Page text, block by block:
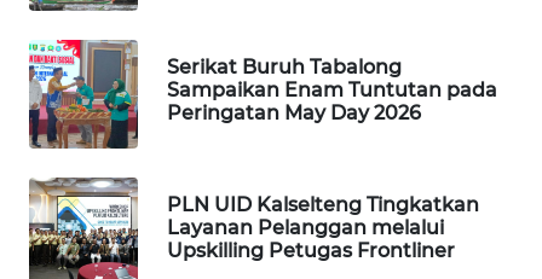
Serikat Buruh Tabalong
Sampaikan Enam Tuntutan pada
Peringatan May Day 2026
PLN UID Kalselteng Tingkatkan
Layanan Pelanggan melalui
Upskilling Petugas Frontliner
WAHANA
UMKM
WAHANA
SELEB
WAHANA
PERSONA